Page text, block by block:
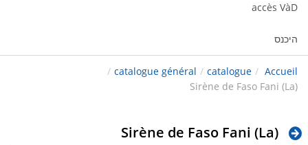
accès VàD
היכנס
Accueil
/
catalogue
/
catalogue général
/
Sirène de Faso Fani (La)
Sirène de Faso Fani (La)